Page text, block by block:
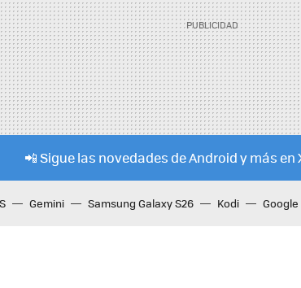
📲 Sigue las novedades de Android y más
Gemini Samsung Galaxy S26 Kodi